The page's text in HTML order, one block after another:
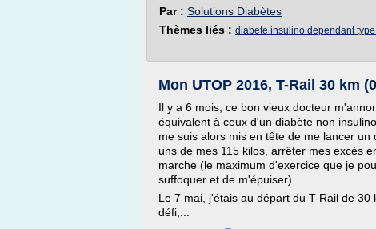
Par : Solutions Diabètes
Thèmes liés : diabete insulino dependant type
Mon UTOP 2016, T-Rail 30 km
Il y a 6 mois, ce bon vieux docteur
équivalent à ceux d'un diabète non
me suis alors mis en tête de me lancer
uns de mes 115 kilos, arrêter mes excès
marche (le maximum d'exercice que je
suffoquer et de m'épuiser).
Le 7 mai, j'étais au départ du T-Rail de
défi,...